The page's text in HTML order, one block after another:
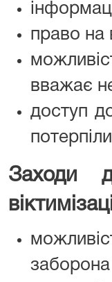
право на
вважає
доступ
Заходи